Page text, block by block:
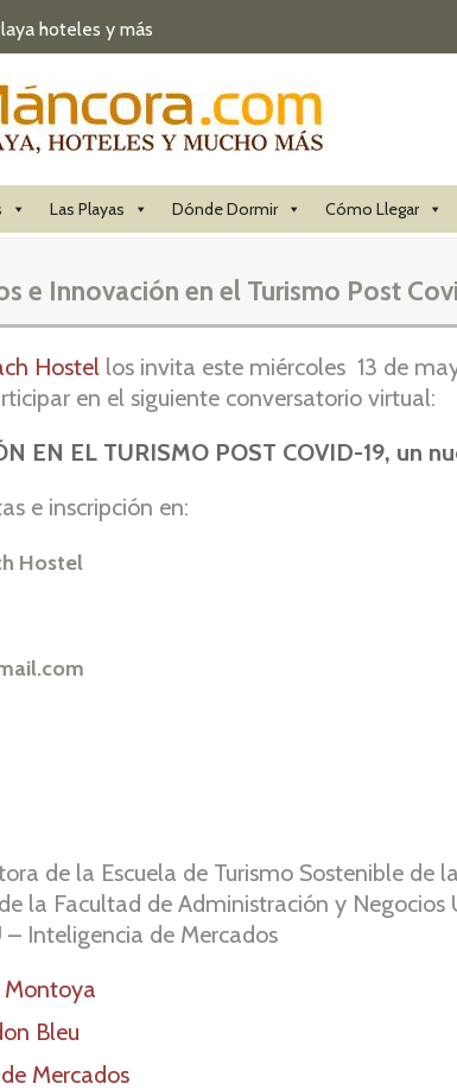
hoteles y más
Las Playas Dónde Dormir Cómo Llegar
e Innovación en el Turismo Post
Hostel los invita este miércoles 13 de
en el siguiente conversatorio virtual:
EN EL TURISMO POST COVID-19, un
e inscripción en:
Hostel
de la Escuela de Turismo Sostenible de
la Facultad de Administración y Negocios
– Inteligencia de Mercados
Montoya
Bleu
Mercados